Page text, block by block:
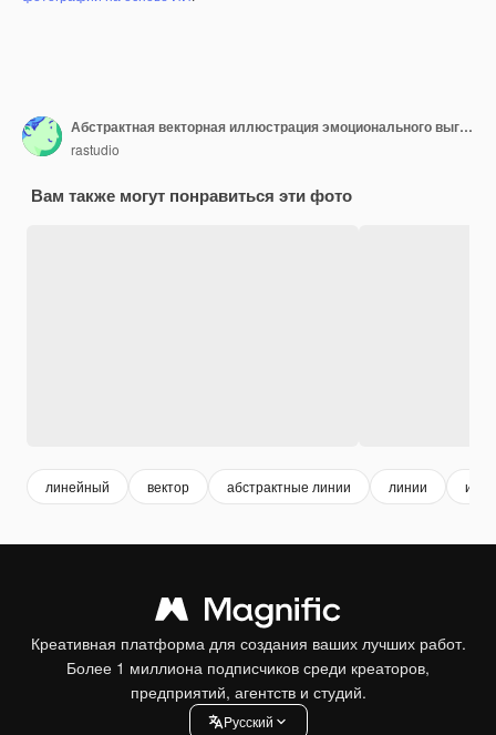
Абстрактная векторная иллюстрация эмоционального выгорания
rastudio
Вам также могут понравиться эти фото
линейный вектор абстрактные линии линии
Креативная платформа для создания ваших лучших работ.
Более 1 миллиона подписчиков среди креаторов,
предприятий, агентств и студий.
Pусский